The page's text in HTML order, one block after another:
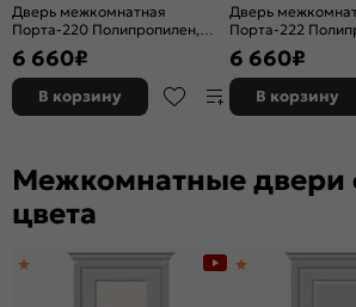
Дверь межкомнатная
Порта-220 Полипропилен,
Nevada Wood, остекленная,
царговая
6 660₽
В корзину
Дверь
Порта-222
Arctic Wood,
царговая
6 660₽
В корзину
Межкомнатные двери
цвета